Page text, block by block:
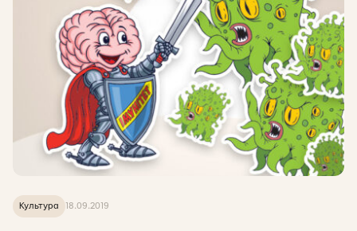
Культура 18.09.2019